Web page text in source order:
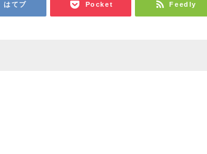
はてブ Pocket Feedly